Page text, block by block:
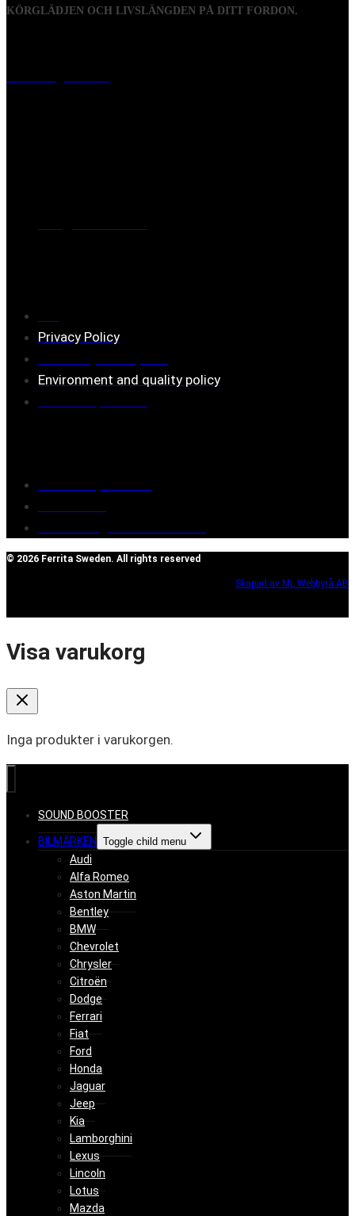
KÖRGLÄDJEN OCH LIVSLÄNGDEN PÅ DITT FORDON.
Privacy Policy
Environment and quality policy
© 2026 Ferrita Sweden. All rights reserved
Skapad av ML Webbyrå AB
Visa varukorg
Inga produkter i varukorgen.
SOUND BOOSTER
BILMÄRKEN Toggle child menu
Audi
Alfa Romeo
Aston Martin
Bentley
BMW
Chevrolet
Chrysler
Citroën
Dodge
Ferrari
Fiat
Ford
Honda
Jaguar
Jeep
Kia
Lamborghini
Lexus
Lincoln
Lotus
Mazda